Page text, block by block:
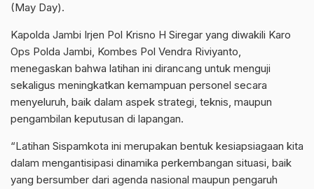
(May Day).
Kapolda Jambi Irjen Pol Krisno H Siregar yang diwakili Karo
Ops Polda Jambi, Kombes Pol Vendra Riviyanto,
menegaskan bahwa latihan ini dirancang untuk menguji
sekaligus meningkatkan kemampuan personel secara
menyeluruh, baik dalam aspek strategi, teknis, maupun
pengambilan keputusan di lapangan.
“Latihan Sispamkota ini merupakan bentuk kesiapsiagaan kita
dalam mengantisipasi dinamika perkembangan situasi, baik
yang bersumber dari agenda nasional maupun pengaruh